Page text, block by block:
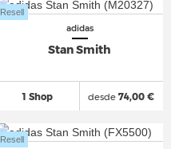
adidas
Stan Smith
1 Shop
Resell
desde 74,00 €
Resell